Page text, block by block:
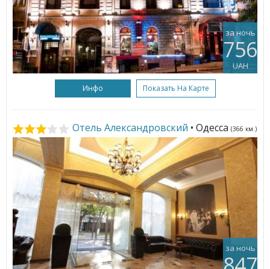
за ночь
756
UAH
Инфо Показать На Карте
Отель Александровский • Одесса (366 км.)
за ночь